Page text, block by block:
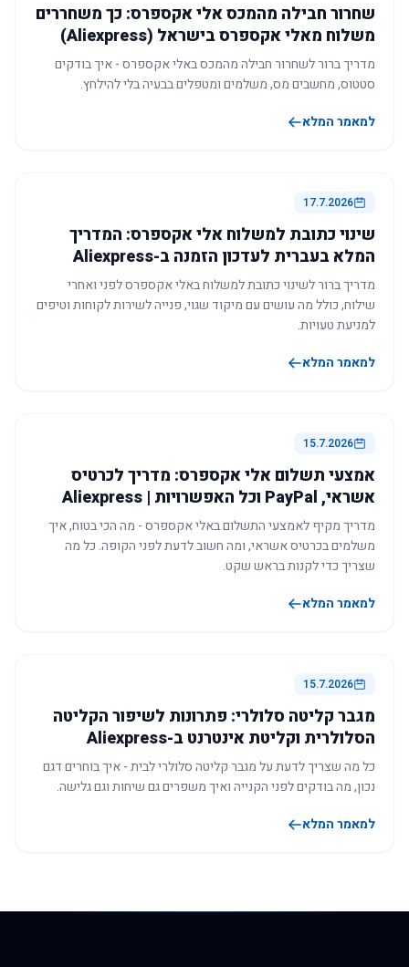
שחרור חבילה מהמכס אלי אקספרס: כך משחררים
משלוח מאלי אקספרס בישראל (Aliexpress)
מדריך ברור לשחרור חבילה מהמכס באלי אקספרס - איך בודקים
סטטוס, מחשבים מס, משלמים ומטפלים בבעיה בלי להילחץ.
למאמר המלא
17.7.2026
שינוי כתובת למשלוח אלי אקספרס: המדריך
המלא בעברית לעדכון הזמנה ב-Aliexpress
מדריך ברור לשינוי כתובת למשלוח באלי אקספרס לפני ואחרי
שילוח, כולל מה עושים עם מיקוד שגוי, פנייה לשירות לקוחות וטיפים
למניעת טעויות.
למאמר המלא
15.7.2026
אמצעי תשלום אלי אקספרס: מדריך לכרטיס
אשראי, PayPal וכל האפשרויות | Aliexpress
מדריך מקיף לאמצעי התשלום באלי אקספרס - מה הכי בטוח, איך
משלמים בכרטיס אשראי, ומה חשוב לדעת לפני הקופה. כל מה
שצריך כדי לקנות בראש שקט.
למאמר המלא
15.7.2026
מגבר קליטה סלולרי: פתרונות לשיפור הקליטה
הסלולרית וקליטת אינטרנט ב-Aliexpress
כל מה שצריך לדעת על מגבר קליטה סלולרי לבית - איך בוחרים דגם
נכון, מה בודקים לפני הקנייה ואיך משפרים גם שיחות וגם גלישה.
למאמר המלא